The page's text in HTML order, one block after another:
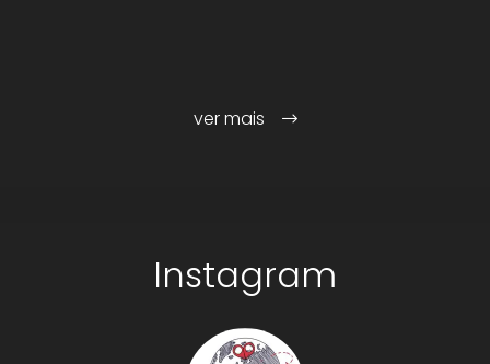
ver mais
Instagram